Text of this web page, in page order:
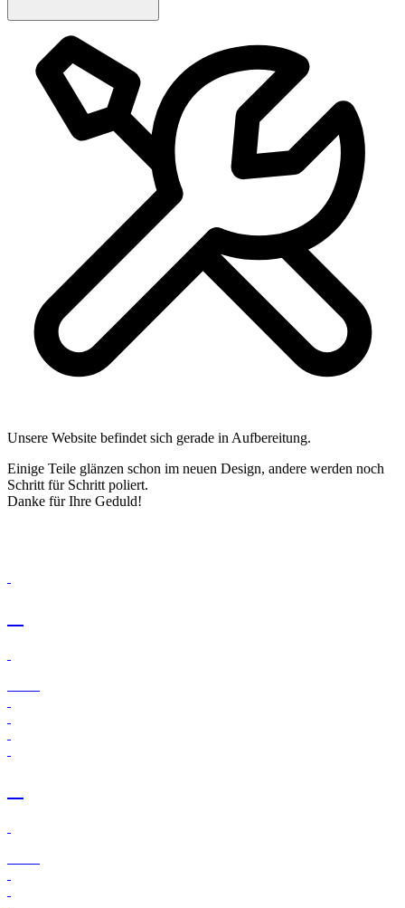
Unsere Website befindet sich gerade in Aufbereitung.
Einige Teile glänzen schon im neuen Design, andere werden noch
Schritt für Schritt poliert.
Danke für Ihre Geduld!